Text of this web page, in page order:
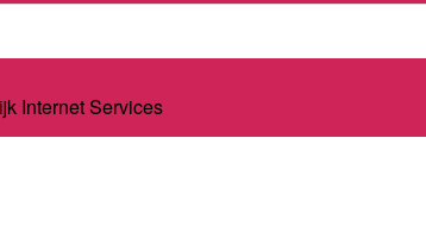
Internet Services